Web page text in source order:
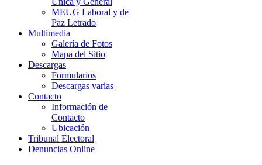
MEUG Laboral y de
Paz Letrado
Multimedia
Galería de Fotos
Mapa del Sitio
Descargas
Formularios
Descargas varias
Contacto
Información de
Contacto
Ubicación
Tribunal Electoral
Denuncias Online